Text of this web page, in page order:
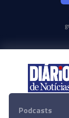
Podcasts